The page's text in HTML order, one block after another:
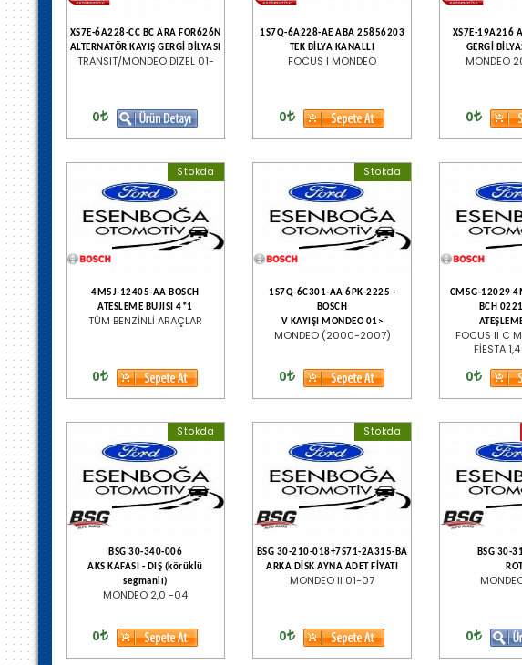
XS7E-6A228-CC BC ARA FOR626N
ALTERNATÖR KAYIŞ GERGİ BİLYASI
TRANSIT/MONDEO DIZEL 01-
0
1S7Q-6A228-AE ABA 25856203
TEK BİLYA KANALLI
FOCUS I MONDEO
0
XS7E-19A216
GERGİ
MONDEO
0
Stokda
4M5J-12405-AA BOSCH
ATESLEME BUJISI 4*1
TÜM BENZİNLİ ARAÇLAR
0
Stokda
1S7Q-6C301-AA 6PK-2225 -
BOSCH
V KAYIŞI MONDEO 01>
MONDEO (2000-2007)
0
CM5G-12029
BCH
FOCUS II C
FİESTA
0
Stokda
BSG 30-340-006
AKS KAFASI - DIŞ (körüklü
segmanlı)
MONDEO 2,0 -04
0
Stokda
BSG 30-210-018+7S71-2A315-BA
ARKA DİSK AYNA ADET FİYATI
MONDEO II 01-07
0
BSG 30-
0